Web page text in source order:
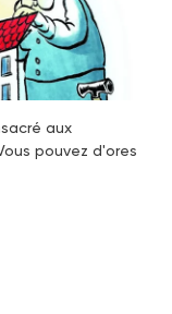
aux
pouvez d'ores